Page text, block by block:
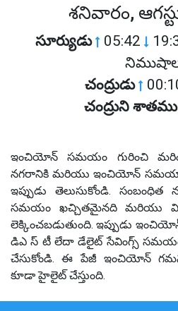
శనివారం,
సూర్యుడు 05:42
చంద్రుడు
చంద్రుని శాతము
ఇంచియోన్ సమయం గురించి
నగరానికి మరియు ఇంచియోన్
ఇప్పుడు తెలుసుకోండి. సంబంధిత
సమయం ఖచ్చితమైనది మరియు
లెక్కించబడుతుంది. ఇప్పుడు
డిఎ స్ టీ లేదా డేలైట్ సేవింగ్స్
చేసుకోండి. ఈ పేజీ ఇంచియోన్
కూడా హైలైట్ చేస్తుంది.